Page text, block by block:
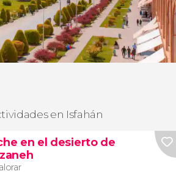
en Isfahán
en el desierto de